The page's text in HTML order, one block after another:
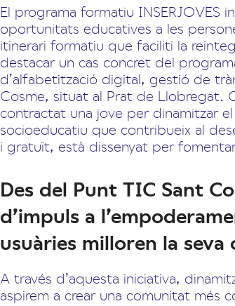
El programa formatiu
oportunitats educatives a les
itinerari formatiu que faciliti la
destacar un cas concret del
d’alfabetització digital, gestió de
Cosme, situat al Prat de Llobregat.
contractat una jove per dinamitzar el
socioeducatiu que contribueix al
i gratuït, està dissenyat per
Des del Punt TIC Sant
d’impuls a
usuàries milloren la
A través d’aquesta iniciativa,
aspirem a crear una comunitat més